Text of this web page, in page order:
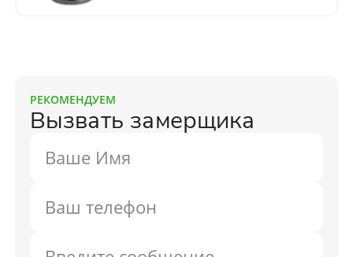
РЕКОМЕНДУЕМ
Вызвать замерщика